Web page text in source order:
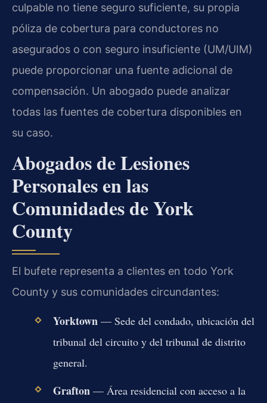
culpable no tiene seguro suficiente, su propia
póliza de cobertura para conductores no
asegurados o con seguro insuficiente (UM/UIM)
puede proporcionar una fuente adicional de
compensación. Un abogado puede analizar
todas las fuentes de cobertura disponibles en
su caso.
Abogados de Lesiones
Personales en las
Comunidades de York
County
El bufete representa a clientes en todo York
County y sus comunidades circundantes:
Yorktown— Sede del condado, ubicación del
tribunal del circuito y del tribunal de distrito
general.
Grafton — Área residencial con acceso a la